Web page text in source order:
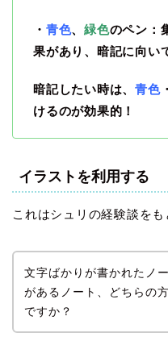
・ 青色、緑色のペン：
果があり、暗記に向い
暗記したい時は、青色
けるのが効果的！
イラストを利用する
これはシュリの経験談をも
文字ばかりが書かれたノ
があるノート、どちらの
ですか？